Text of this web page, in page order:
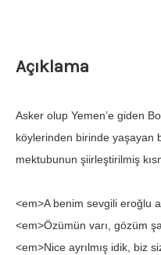
Açıklama
Asker olup Yemen’e giden
köylerinden birinde yaşayan
mektubunun şiirleştirilmiş
<em>A benim sevgili eroğlu
<em>Özümün varı, gözüm
<em>Nice ayrılmış idik, biz